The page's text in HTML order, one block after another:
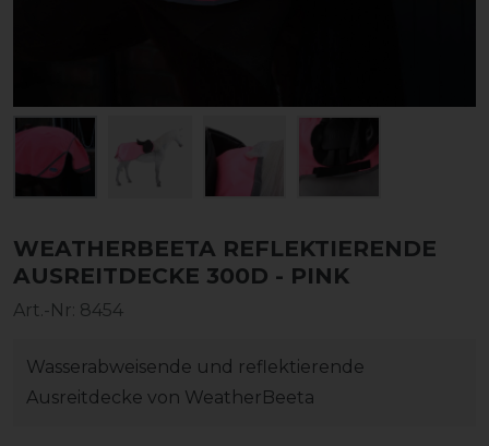
WEATHERBEETA REFLEKTIERENDE
AUSREITDECKE 300D - PINK
Art.-Nr: 8454
Wasserabweisende und reflektierende
Ausreitdecke von WeatherBeeta